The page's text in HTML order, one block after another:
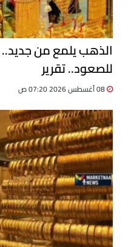
للصعود.. تقرير